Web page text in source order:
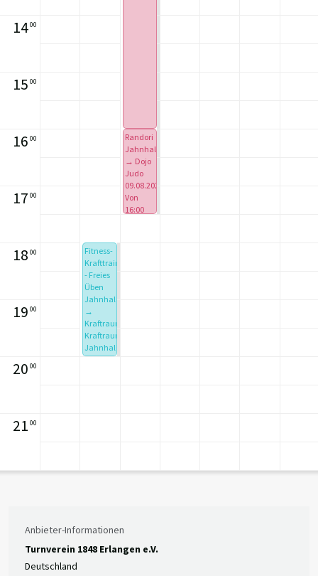
1400
15 00
16 00
17 00
18 00
19 00
20 00
21 00
Fitness-
Krafttraining
- Freies
Üben
Jahnhalle
→
Kraftraum
Kraftraum
Jahnhalle
09.08.2026
Randori
Jahnhalle
→ Dojo
Judo
09.08.2026
Von
16:00
Anbieter-Informationen
Turnverein 1848 Erlangen e.V.
Deutschland